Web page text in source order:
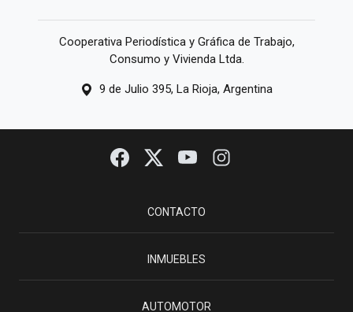
Cooperativa Periodística y Gráfica de Trabajo,
Consumo y Vivienda Ltda.
9 de Julio 395, La Rioja, Argentina
CONTACTO
INMUEBLES
AUTOMOTOR